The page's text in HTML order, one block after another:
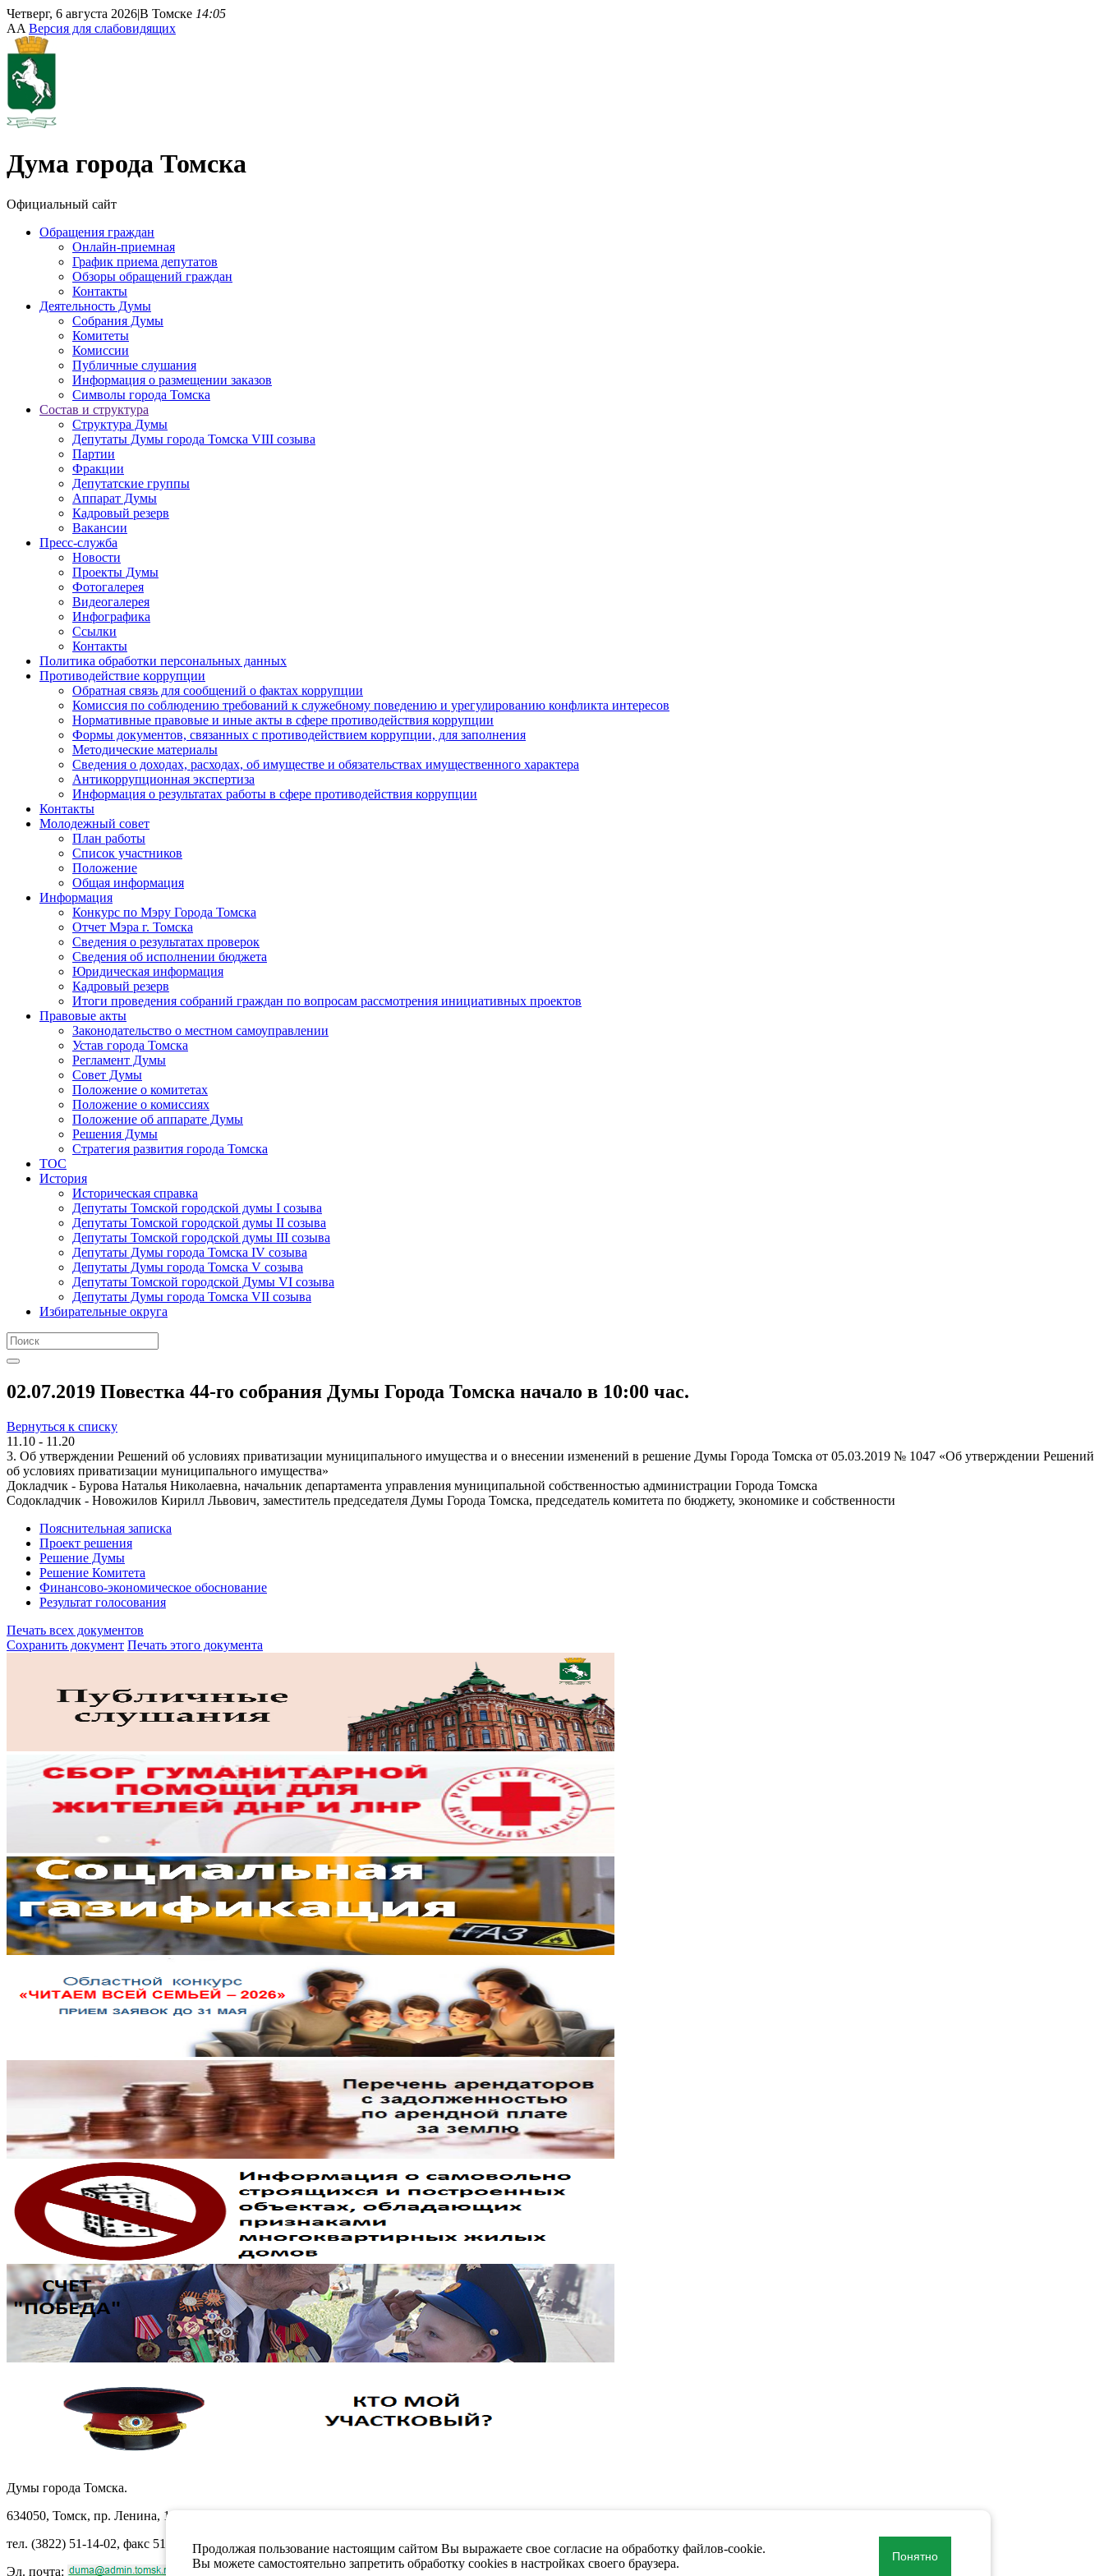
Четверг, 6 августа 2026|В Томске 14:05
AA Версия для слабовидящих
Дума города Томска
Официальный сайт
Обращения граждан
Онлайн-приемная
График приема депутатов
Обзоры обращений граждан
Контакты
Деятельность Думы
Собрания Думы
Комитеты
Комиссии
Публичные слушания
Информация о размещении заказов
Символы города Томска
Состав и структура
Структура Думы
Депутаты Думы города Томска VIII созыва
Партии
Фракции
Депутатские группы
Аппарат Думы
Кадровый резерв
Вакансии
Пресс-служба
Новости
Проекты Думы
Фотогалерея
Видеогалерея
Инфографика
Ссылки
Контакты
Политика обработки персональных данных
Прoтивoдeйствие кoрpупции
Обратная связь для сообщений о фактах коррупции
Комиссия по соблюдению требований к служебному поведению и урегулированию конфликта интересов
Нормативные правовые и иные акты в сфере противодействия коррупции
Формы документов, связанных с противодействием коррупции, для заполнения
Методические материалы
Сведения о доходах, расходах, об имуществе и обязательствах имущественного характера
Антикоррупционная экспертиза
Информация о результатах работы в сфере противодействия коррупции
Контакты
Молодежный совет
План работы
Список участников
Положение
Общая информация
Информация
Конкурс по Мэру Города Томска
Отчет Мэра г. Томска
Сведения о результатах проверок
Сведения об исполнении бюджета
Юридическая информация
Кадровый резерв
Итоги проведения собраний граждан по вопросам рассмотрения инициативных проектов
Правовые акты
Законодательство о местном самоуправлении
Устав города Томска
Регламент Думы
Совет Думы
Положение о комитетах
Положение о комиссиях
Положение об аппарате Думы
Решения Думы
Стратегия развития города Томска
ТОС
История
Историческая справка
Депутаты Томской городской думы I созыва
Депутаты Томской городской думы II созыва
Депутаты Томской городской думы III созыва
Депутаты Думы города Томска IV созыва
Депутаты Думы города Томска V созыва
Депутаты Томской городской Думы VI созыва
Депутаты Думы города Томска VII созыва
Избирательные округа
02.07.2019 Повестка 44-го собрания Думы Города Томска начало в 10:00 час.
Вернуться к списку
11.10 - 11.20
3. Об утверждении Решений об условиях приватизации муниципального имущества и о внесении изменений в решение Думы Города Томска от 05.03.2019 № 1047 «Об утверждении Решений
об условиях приватизации муниципального имущества»
Докладчик - Бурова Наталья Николаевна, начальник департамента управления муниципальной собственностью администрации Города Томска
Содокладчик - Новожилов Кирилл Львович, заместитель председателя Думы Города Томска, председатель комитета по бюджету, экономике и собственности
Пояснительная записка
Проект решения
Решение Думы
Решение Комитета
Финансово-экономическое обоснование
Результат голосования
Печать всех документов
Сохранить документ Печать этого документа
Думы города Томска.
634050, Томск, пр. Ленина, 105
тел. (3822) 51-14-02, факс 51-10-71
Эл. почта:
Продолжая пользование настоящим сайтом Вы выражаете свое согласие на обработку файлов-cookie.
Вы можете самостоятельно запретить обработку cookies в настройках своего браузера.
Понятно